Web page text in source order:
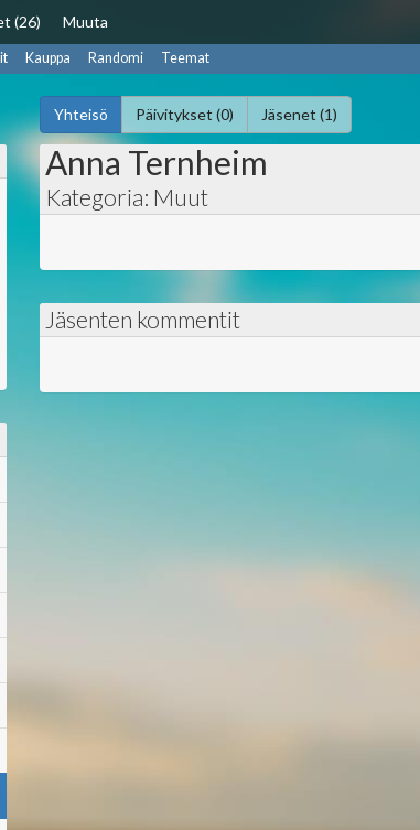
(26) Muuta
Kauppa Randomi Teemat
Yhteisö Päivitykset (0) Jäsenet (1)
Anna Ternheim
Kategoria: Muut
Jäsenten kommentit